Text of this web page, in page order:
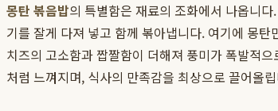
몽탄 볶음밥의 특별함은 재료의 조화에서 나옵니
기를 잘게 다져 넣고 함께 볶아냅니다. 여기에 몽
치즈의 고소함과 짭짤함이 더해져 풍미가 폭발적
처럼 느껴지며, 식사의 만족감을 최상으로 끌어올